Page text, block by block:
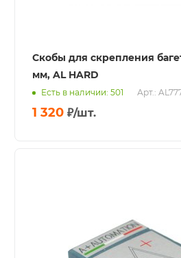
Скобы для скрепления
мм, AL HARD
Есть в наличии: 501 Арт.:
1 320 ₽/шт.